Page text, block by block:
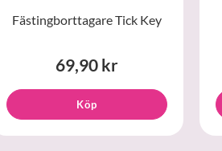
Fästingborttagare Tick Key
69,90 kr
Köp